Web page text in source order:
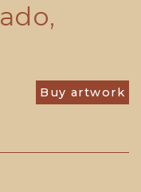
Buy artwork